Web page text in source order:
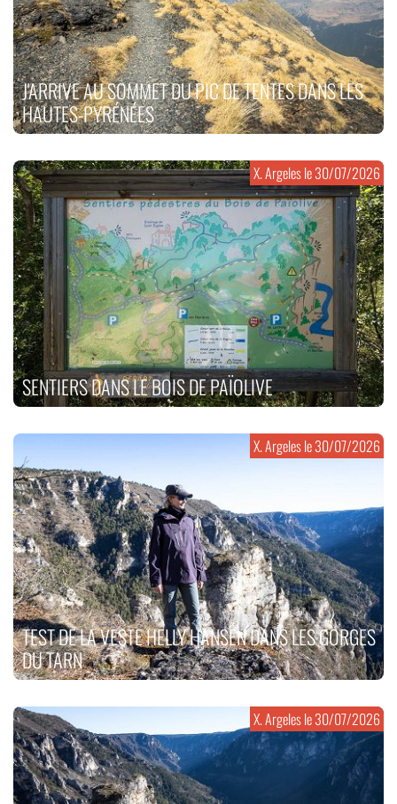
J'ARRIVE AU SOMMET DU PIC DE TENTES DANS LES
HAUTES-PYRÉNÉES
SENTIERS DANS LE BOIS DE PAÏOLIVE
X. Argeles le30/07/2026
TEST DE LA VESTE HELLY HANSEN DANS LES GORGES
DU TARN
X. Argeles le30/07/2026
X. Argeles le30/07/2026